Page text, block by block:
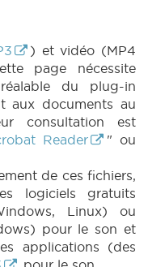
) et vidéo (MP4
page nécessite
du plug-in
aux documents au
consultation est
Reader
" ou
de ces fichiers,
logiciels gratuits
Linux) ou
pour le son et
applications (des